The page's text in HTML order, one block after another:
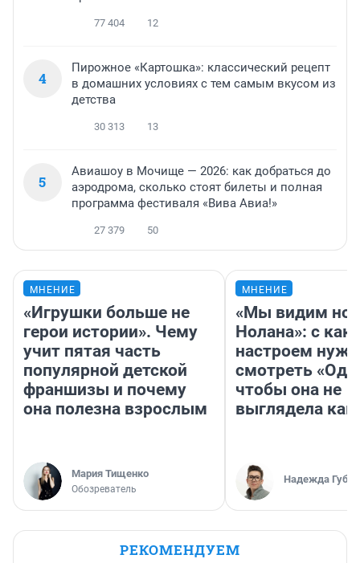
77 404 12
4
Пирожное «Картошка»: классический рецепт
в домашних условиях с тем самым вкусом из
детства
30 313 13
5
Авиашоу в Мочище — 2026: как добраться до
аэродрома, сколько стоят билеты и полная
программа фестиваля «Вива Авиа!»
27 379 50
МНЕНИЕ
«Игрушки больше не
герои истории». Чему
учит пятая часть
популярной детской
франшизы и почему
она полезна взрослым
Мария Тищенко
Обозреватель
МНЕНИЕ
«Мы видим
Нолана»: с
настроем
смотреть
чтобы она не
выглядела как
Надежда
РЕКОМЕНДУЕМ